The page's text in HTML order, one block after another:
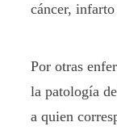
cáncer,
Por otras
la patología
a quien